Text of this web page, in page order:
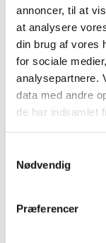
annoncer, til at
at analysere
din brug af vores
for sociale
analysepartnere.
data med andre
de har indsamlet
Nødvendig
Præferencer
Techem.
Når du får din
opmærksom
m3 varmt
Husk at du
bruger dit
Det vil sige,
du også
flytning eller